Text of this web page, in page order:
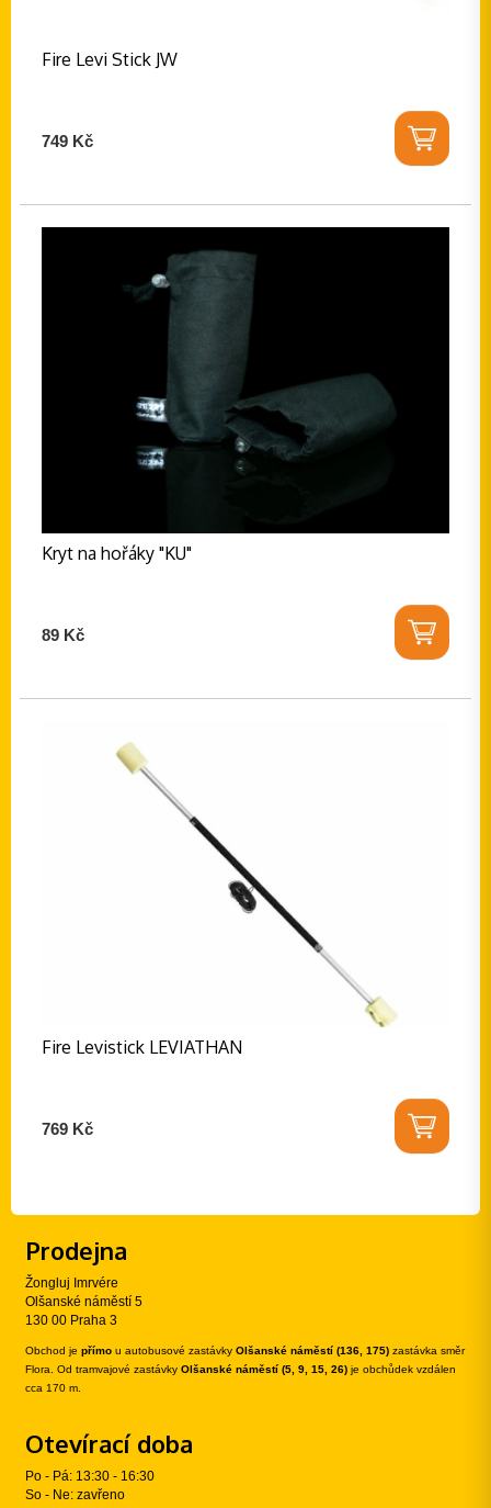
Fire Levi Stick JW
749 Kč
Kryt na hořáky "KU"
89 Kč
Fire Levistick LEVIATHAN
769 Kč
Prodejna
Žongluj Imrvére
Olšanské náměstí 5
130 00 Praha 3
Obchod je přímo u autobusové zastávky Olšanské náměstí (136, 175) zastávka směr
Flora. Od tramvajové zastávky Olšanské náměstí (5, 9, 15, 26) je obchůdek vzdálen
cca 170 m.
Otevírací doba
Po - Pá: 13:30 - 16:30
So - Ne: zavřeno